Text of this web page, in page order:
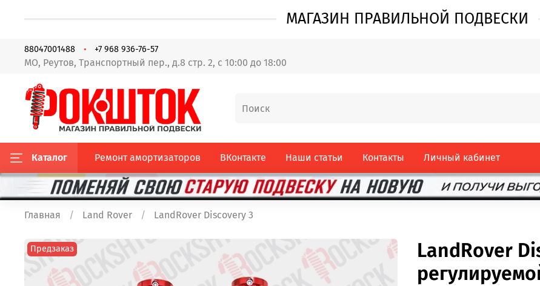
МАГАЗИН ПРАВИЛЬНОЙ ПОДВЕСКИ
МО, Реутов, Транспортный пер., д.8 стр. 2, с 10:00 до 18:00
88047001488 +7 968 936-76-57
Каталог Ремонт амортизаторов ВКонтакте Наши статьи Контакты Личный кабинет
Главная Land Rover LandRover Discovery 3
Предзаказ
LandRover